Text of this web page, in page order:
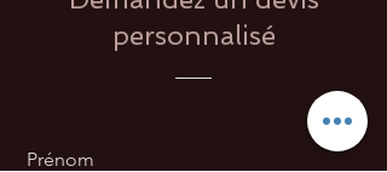
personnalisé
Prénom